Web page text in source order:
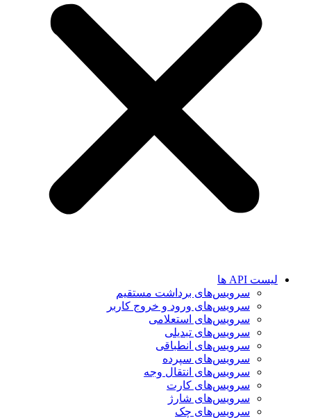
لیست API ها
سرویس‌های برداشت مستقیم
سرویس‌های ورود و خروج کاربر
سرویس‌های استعلامی
سرویس‌های تبدیلی
سرویس‌های انطباقی
سرویس‌های سپرده
سرویس‌های انتقال وجه
سرویس‌های کارت
سرویس‌های شارژ
سرویس‌های چک